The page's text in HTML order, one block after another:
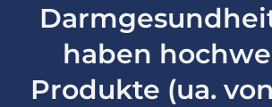
haben
Produkte (ua.